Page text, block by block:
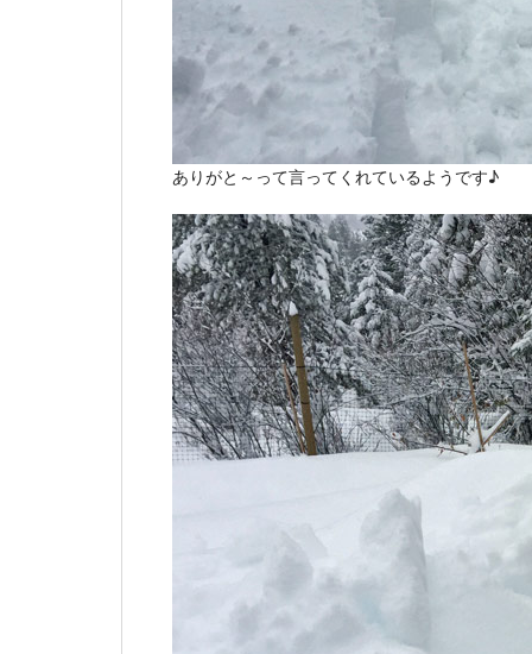
ありがと～って言ってくれているようです♪